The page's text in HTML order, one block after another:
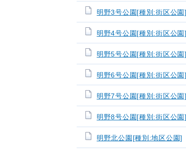
明野3号公園[種別:街区公園]
明野4号公園[種別:街区公園]
明野5号公園[種別:街区公園]
明野6号公園[種別:街区公園]
明野7号公園[種別:街区公園]
明野8号公園[種別:街区公園]
明野北公園[種別:地区公園]